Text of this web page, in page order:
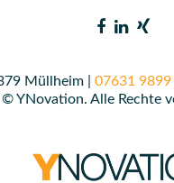
Müllheim | 07631 9899
© YNovation. Alle Rechte